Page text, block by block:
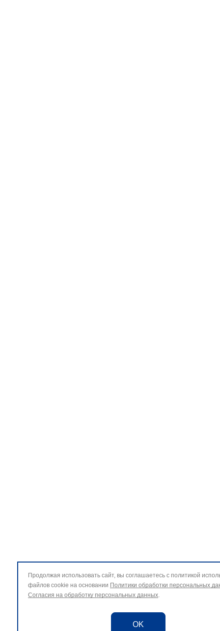
Продолжая использовать сайт, вы соглашаетесь с политикой
файлов cookie на основании Политики обработки персональных
Согласия на обработку персональных данных.
OK